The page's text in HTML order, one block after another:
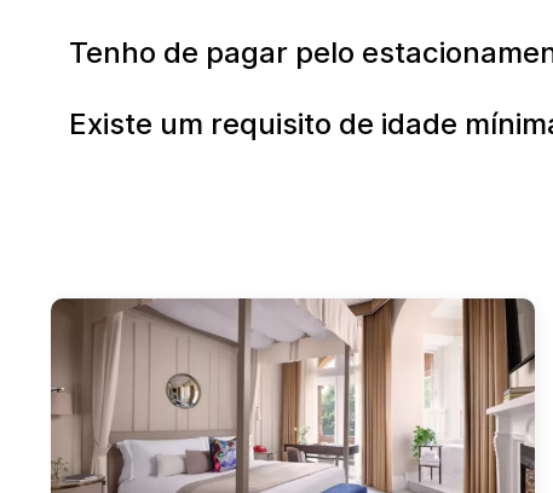
Tenho de pagar pelo
Existe um requisito de idade